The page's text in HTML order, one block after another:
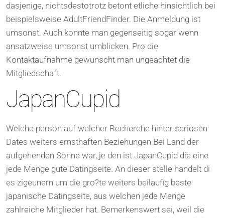
dasjenige, nichtsdestotrotz betont etliche hinsichtlich bei
beispielsweise AdultFriendFinder. Die Anmeldung ist
umsonst. Auch konnte man gegenseitig sogar wenn
ansatzweise umsonst umblicken. Pro die
Kontaktaufnahme gewunscht man ungeachtet die
Mitgliedschaft.
JapanCupid
Welche person auf welcher Recherche hinter seriosen
Dates weiters ernsthaften Beziehungen Bei Land der
aufgehenden Sonne war, je den ist JapanCupid die eine
jede Menge gute Datingseite. An dieser stelle handelt di
es zigeunern um die gro?te weiters beilaufig beste
japanische Datingseite, aus welchen jede Menge
zahlreiche Mitglieder hat. Bemerkenswert sei, weil die